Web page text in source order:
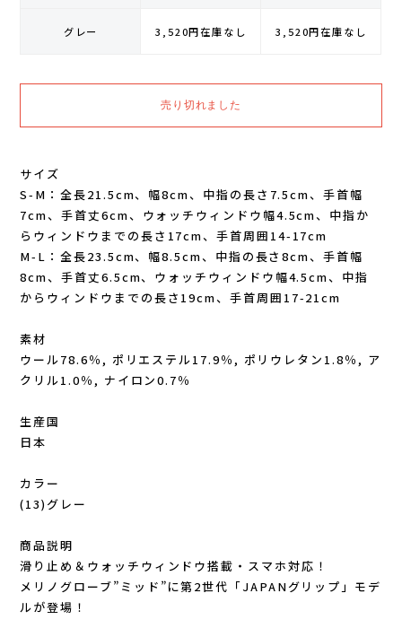
ナガノトマト
ミドリ安全
梅丹
HOKA(ホカ)
Hydrapak(ハイドラパック)
injinji(インジンジ)
Joe Nimble(ジョー ニンブル)
Lithe Apparel（ライテ アパレル）
MARSQUEST(マーズクエスト)
MERRELL(メレル)
milestone(マイルストーン)
グレー 3,520円在庫なし 3,520円在庫なし
サイズ
S-M：全長21.5cm、幅8cm、中指の長さ7.5cm、手首幅
7cm、手首丈6cm、ウォッチウィンドウ幅4.5cm、中指か
らウィンドウまでの長さ17cm、手首周囲14-17cm
M-L：全長23.5cm、幅8.5cm、中指の長さ8cm、手首幅
8cm、手首丈6.5cm、ウォッチウィンドウ幅4.5cm、中指
からウィンドウまでの長さ19cm、手首周囲17-21cm
素材
ウール78.6％, ポリエステル17.9％, ポリウレタン1.8％, ア
クリル1.0％, ナイロン0.7％
生産国
日本
カラー
(13)グレー
商品説明
滑り止め＆ウォッチウィンドウ搭載・スマホ対応！
メリノグローブ”ミッド”に第2世代「JAPANグリップ」モデ
ルが登場！